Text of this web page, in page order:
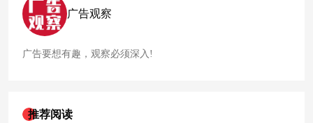
广告观察
广告要想有趣，观察必须深入!
推荐阅读